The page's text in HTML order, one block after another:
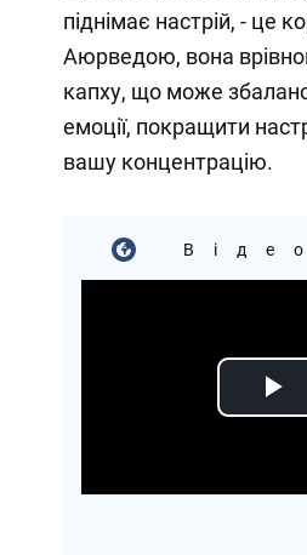
піднімає настрій, - це
Аюрведою, вона
капху, що може
емоції, покращити
вашу концентрацію.